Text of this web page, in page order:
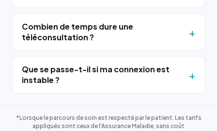
Combien de temps dure une
téléconsultation ?
Que se passe-t-il si ma connexion est
instable ?
*Lorsque le parcours de soin est respecté par le patient. Les tarifs
appliqués sont ceux de l'Assurance Maladie, sans coût